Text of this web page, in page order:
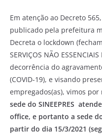
Em atenção ao Decreto
publicado pela prefeitura
Decreta o lockdown
SERVIÇOS NÃO
decorrência do
(COVID-19), e visando
empregados(as), vimos por
sede do SINEEPRES
office, e portanto a sede
partir do dia 15/3/2021